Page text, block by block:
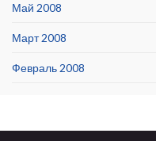
Май 2008
Март 2008
Февраль 2008